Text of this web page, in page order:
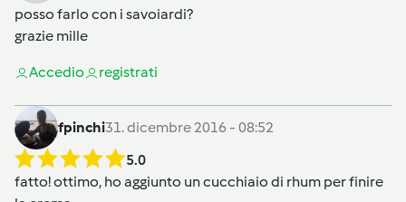
posso farlo con i savoiardi?
grazie mille
Accedio registrati
fpinchi31. dicembre 2016 - 08:52
5.0
fatto! ottimo, ho aggiunto un cucchiaio di rhum per finire